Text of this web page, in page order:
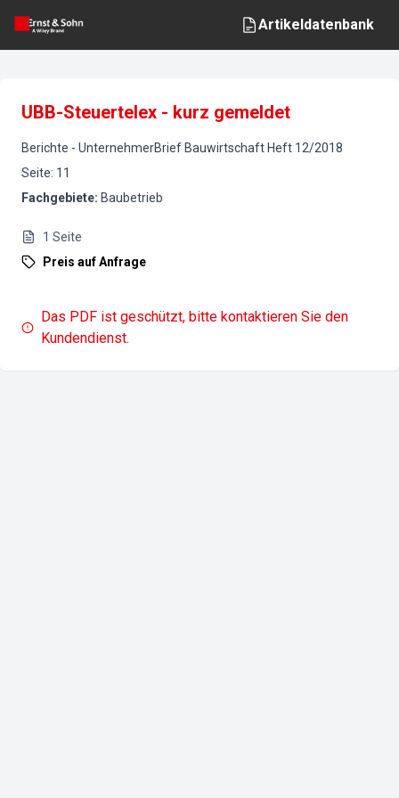
Artikeldatenbank
UBB-Steuertelex - kurz gemeldet
Berichte - UnternehmerBrief Bauwirtschaft Heft 12/2018
Seite: 11
Fachgebiete: Baubetrieb
1 Seite
Preis auf Anfrage
Das PDF ist geschützt, bitte kontaktieren Sie den
Kundendienst.